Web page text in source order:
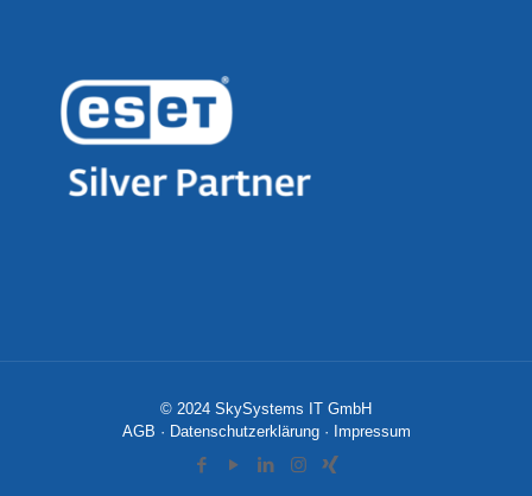
© 2024 SkySystems IT GmbH
AGB · Datenschutzerklärung· Impressum